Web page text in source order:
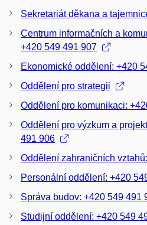
Sekretariát děkana a
Centrum informačních a
+420 549 491 907
Ekonomické oddělení: +420
Oddělení pro strategii
Oddělení pro komunikaci:
Oddělení pro výzkum a
491 906
Oddělení zahraničních
Personální oddělení: +420
Správa budov: +420 549 491
Studijní oddělení: +420 549